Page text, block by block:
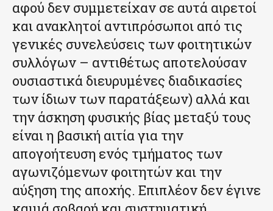
αφού δεν συμμετείχαν σε αυτά αιρετοί
και ανακλητοί αντιπρόσωποι από τις
γενικές συνελεύσεις των φοιτητικών
συλλόγων – αντιθέτως αποτελούσαν
ουσιαστικά διευρυμένες διαδικασίες
των ίδιων των παρατάξεων) αλλά και
την άσκηση φυσικής βίας μεταξύ τους
είναι η βασική αιτία για την
απογοήτευση ενός τμήματος των
αγωνιζόμενων φοιτητών και την
αύξηση της αποχής. Επιπλέον δεν έγινε